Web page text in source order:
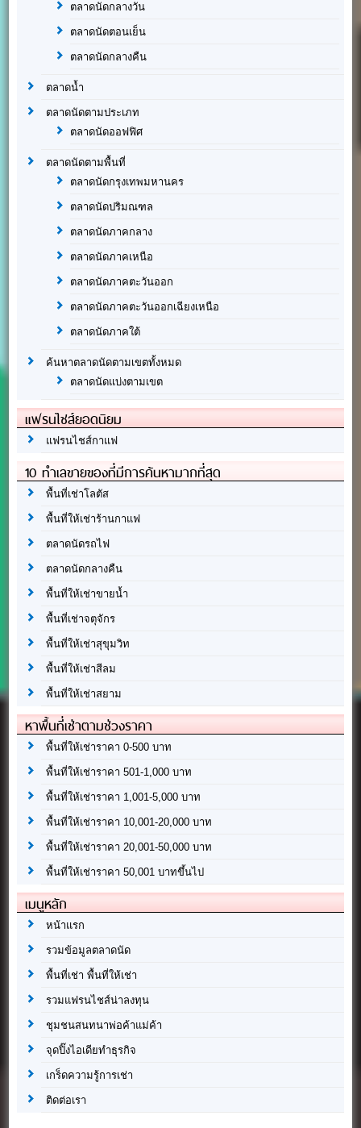
ตลาดนัดกลางวัน
ตลาดนัดตอนเย็น
ตลาดนัดกลางคืน
ตลาดน้ำ
ตลาดนัดตามประเภท
ตลาดนัดออฟฟิศ
ตลาดนัดตามพื้นที่
ตลาดนัดกรุงเทพมหานคร
ตลาดนัดปริมณฑล
ตลาดนัดภาคกลาง
ตลาดนัดภาคเหนือ
ตลาดนัดภาคตะวันออก
ตลาดนัดภาคตะวันออกเฉียงเหนือ
ตลาดนัดภาคใต้
ค้นหาตลาดนัดตามเขตทั้งหมด
ตลาดนัดแบ่งตามเขต
แฟรนไชส์ยอดนิยม
แฟรนไชส์กาแฟ
10 ทำเลขายของที่มีการค้นหามากที่สุด
พื้นที่เช่าโลตัส
พื้นที่ให้เช่าร้านกาแฟ
ตลาดนัดรถไฟ
ตลาดนัดกลางคืน
พื้นที่ให้เช่าขายน้ำ
พื้นที่เช่าจตุจักร
พื้นที่ให้เช่าสุขุมวิท
พื้นที่ให้เช่าสีลม
พื้นที่ให้เช่าสยาม
หาพื้นที่เช่าตามช่วงราคา
พื้นที่ให้เช่าราคา 0-500 บาท
พื้นที่ให้เช่าราคา 501-1,000 บาท
พื้นที่ให้เช่าราคา 1,001-5,000 บาท
พื้นที่ให้เช่าราคา 10,001-20,000 บาท
พื้นที่ให้เช่าราคา 20,001-50,000 บาท
พื้นที่ให้เช่าราคา 50,001 บาทขึ้นไป
เมนูหลัก
หน้าแรก
รวมข้อมูลตลาดนัด
พื้นที่เช่า พื้นที่ให้เช่า
รวมแฟรนไชส์น่าลงทุน
ชุมชนสนทนาพ่อค้าแม่ค้า
จุดปิ๊งไอเดียทำธุรกิจ
เกร็ดความรู้การเช่า
ติดต่อเรา